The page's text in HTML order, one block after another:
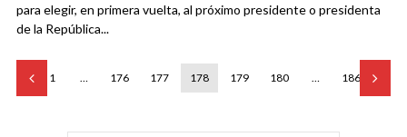
para elegir, en primera vuelta, al próximo presidente o presidenta
de la República...
1 … 176 177 178 179 180 … 186